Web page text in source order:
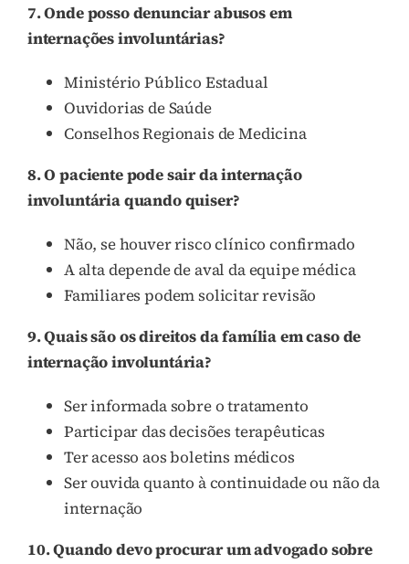
7. Onde posso denunciar abusos em
internações involuntárias?
Ministério Público Estadual
Ouvidorias de Saúde
Conselhos Regionais de Medicina
8. O paciente pode sair da internação
involuntária quando quiser?
Não, se houver risco clínico confirmado
A alta depende de aval da equipe médica
Familiares podem solicitar revisão
9. Quais são os direitos da família em caso de
internação involuntária?
Ser informada sobre o tratamento
Participar das decisões terapêuticas
Ter acesso aos boletins médicos
Ser ouvida quanto à continuidade ou não da
internação
10. Quando devo procurar um advogado sobre